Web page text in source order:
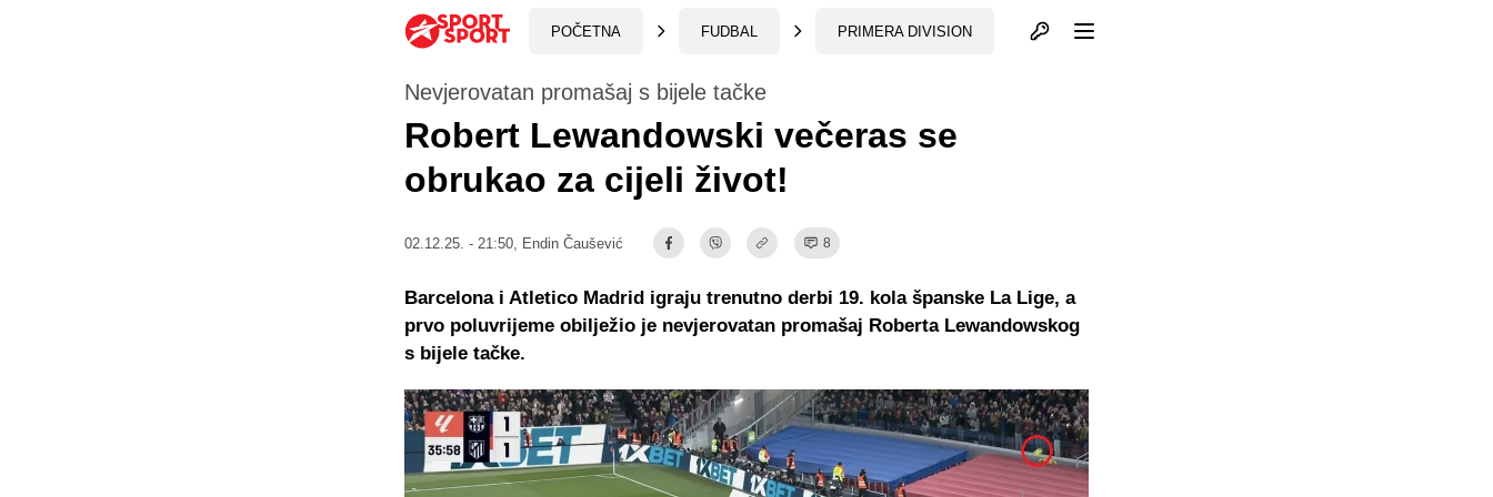
POČETNA FUDBAL PRIMERA DIVISION Otvori profil
Nevjerovatan promašaj s bijele tačke
Robert Lewandowski večeras se
obrukao za cijeli život!
02.12.25. - 21:50, Endin Čaušević 8
Barcelona i Atletico Madrid igraju trenutno derbi 19. kola španske La Lige, a
prvo poluvrijeme obilježio je nevjerovatan promašaj Roberta Lewandowskog
s bijele tačke.